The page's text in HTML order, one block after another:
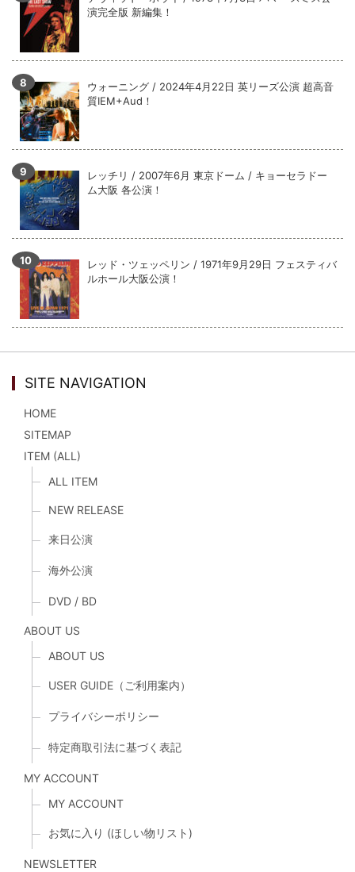
演完全版 新編集！
ウォーニング / 2024年4月22日 英リーズ公演 超高音
質IEM+Aud！
レッチリ / 2007年6月 東京ドーム / キョーセラドー
ム大阪 各公演！
レッド・ツェッペリン / 1971年9月29日 フェスティバ
ルホール大阪公演！
SITE NAVIGATION
HOME
SITEMAP
ITEM (ALL)
ALL ITEM
NEW RELEASE
来日公演
海外公演
DVD / BD
ABOUT US
ABOUT US
USER GUIDE（ご利用案内）
プライバシーポリシー
特定商取引法に基づく表記
MY ACCOUNT
MY ACCOUNT
お気に入り (ほしい物リスト)
NEWSLETTER